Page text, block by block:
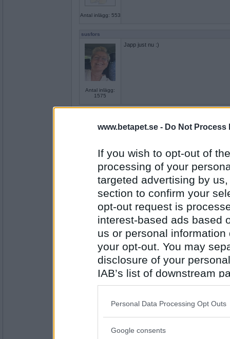
www.betapet.se - Do Not Process
If you wish to opt-out of
processing of your
targeted advertising by
section to confirm your
opt-out request is
interest-based ads based
us or personal
your opt-out. You may
disclosure of your
IAB’s list of downstream
also be disclosed by us
Downstream Participants
Please note that this
Personal Data Processing Opt Outs
Google consents
Antal inlägg: 553
susfors
Antal inlägg:
1575
Japp just nu :)
Antal inlägg:
3860
Japp. Läskig kvinna. Vinner för mycket ;-
6972mona- Ej medlem längre
Antal inlägg:
Yes :-)
Antal inlägg: 359
Japp:-)